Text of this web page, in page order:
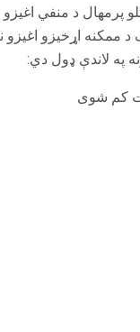
پرمهال د منفي اغیزو
ممکنه اړخیزو اغیزو
په لاندې ډول دي:
کم شوی